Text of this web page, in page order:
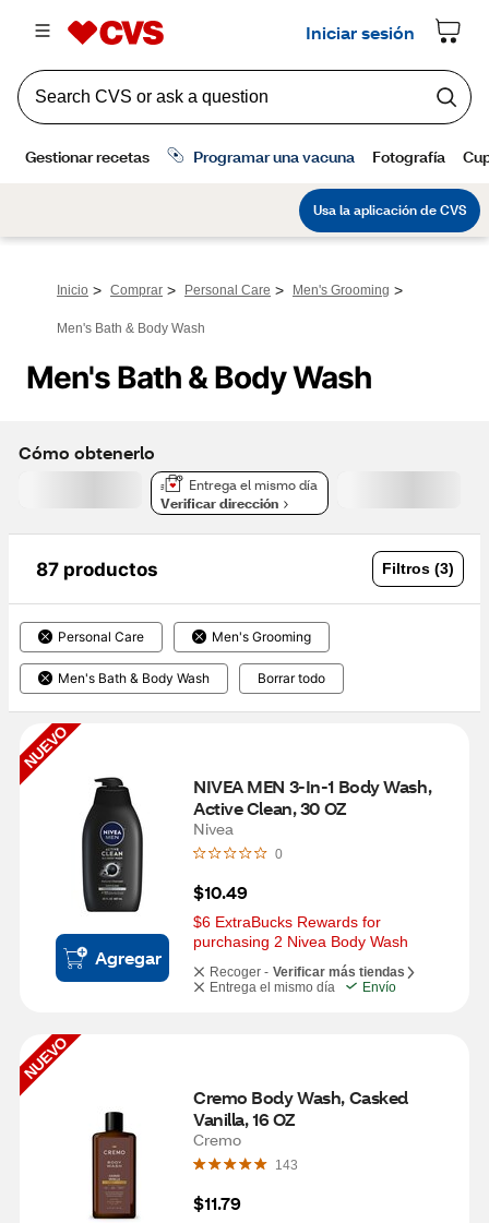
Inicio > Comprar > Personal Care > Men's Grooming >
Men's Bath & Body Wash
Men's Bath & Body Wash
Cómo obtenerlo
Entrega el mismo día
Verificar dirección
87 productos Filtros (3)
Personal Care Men's Grooming
Men's Bath & Body Wash Borrar todo
NUEVO
Agregar
NIVEA MEN 3-In-1 Body Wash,
Active Clean, 30 OZ
Nivea
0
$10.49
$6 ExtraBucks Rewards for
purchasing 2 Nivea Body Wash
Recoger - Verificar más tiendas
Entrega el mismo día
Envío
NUEVO
Cremo Body Wash, Casked
Vanilla, 16 OZ
Cremo
143
$11.79